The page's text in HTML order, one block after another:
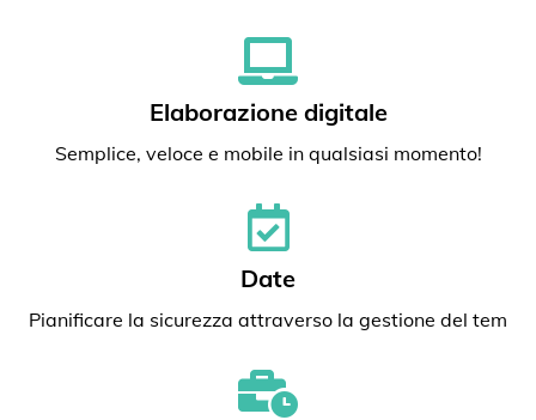
Elaborazione digitale
Semplice, veloce e mobile in qualsiasi momento!
Date
Pianificare la sicurezza attraverso la gestione del tem